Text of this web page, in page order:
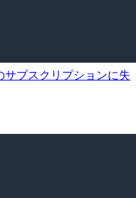
ブスクリプションに失